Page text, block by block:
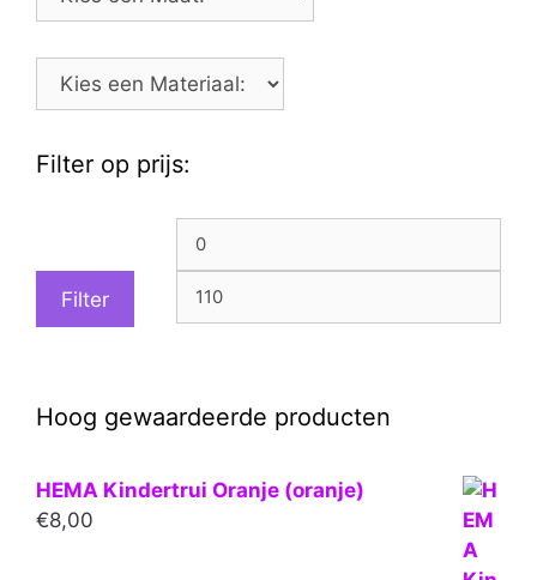
Filter op prijs:
Min.
prijs
Filter
Hoog gewaardeerde producten
HEMA Kindertrui Oranje (oranje)
€8,00